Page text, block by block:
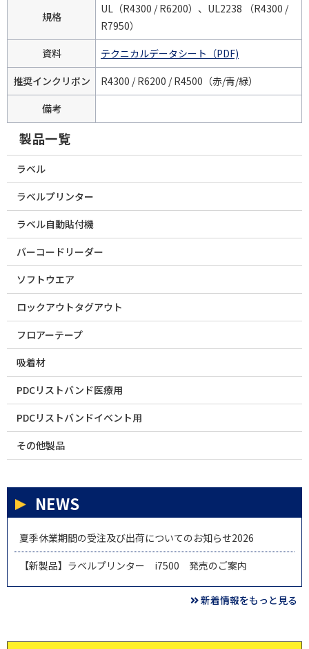
規格
UL（R4300 / R6200）、UL2238 （R4300 /
R7950）
資料
テクニカルデータシート（PDF)
推奨インクリボン
R4300 / R6200 / R4500（赤/青/緑）
備考
製品一覧
ラベル
ラベルプリンター
ラベル自動貼付機
バーコードリーダー
ソフトウエア
ロックアウトタグアウト
フロアーテープ
吸着材
PDCリストバンド医療用
PDCリストバンドイベント用
その他製品
NEWS
夏季休業期間の受注及び出荷についてのお知らせ2026
【新製品】ラベルプリンター i7500 発売のご案内
新着情報をもっと見る